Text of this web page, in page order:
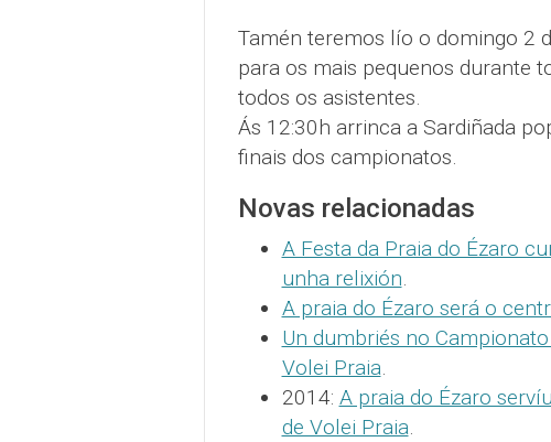
Tamén teremos lío o domingo 2
para os mais pequenos durante
todos os asistentes.
Ás 12:30h arrinca a Sardiñada
finais dos campionatos.
Novas relacionadas
A Festa da Praia do Ézaro
unha relixión.
A praia do Ézaro será o
Un dumbriés no
Volei Praia.
2014: A praia do Ézaro
de Volei Praia.